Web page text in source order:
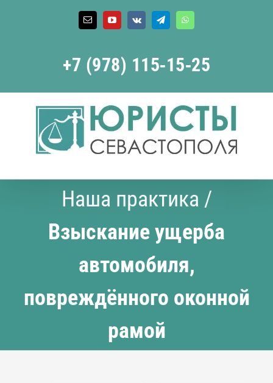
Email YouTube
Vk TelegramWhatsApp
+7 (978) 115‑15‑25
Наша практика /
Взыскание ущерба
автомобиля,
повреждённого оконной
рамой